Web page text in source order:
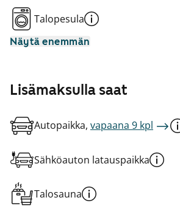
Talopesula
Näytä enemmän
Lisämaksulla saat
Autopaikka, vapaana 9 kpl
Sähköauton latauspaikka
Talosauna